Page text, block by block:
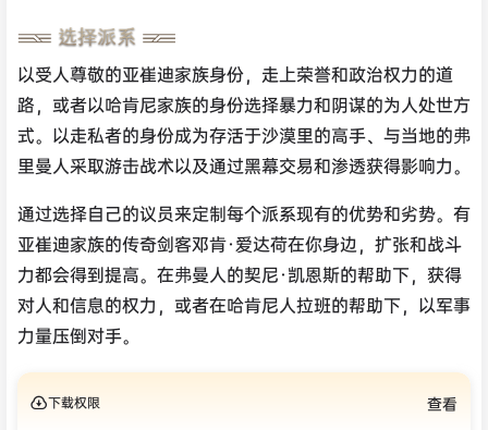
以受人尊敬的亚崔迪家族身份，走上荣誉和政治权力的道
路，或者以哈肯尼家族的身份选择暴力和阴谋的为人处世方
式。以走私者的身份成为存活于沙漠里的高手、与当地的弗
里曼人采取游击战术以及通过黑幕交易和渗透获得影响力。
通过选择自己的议员来定制每个派系现有的优势和劣势。有
亚崔迪家族的传奇剑客邓肯·爱达荷在你身边，扩张和战斗
力都会得到提高。在弗曼人的契尼·凯恩斯的帮助下，获得
对人和信息的权力，或者在哈肯尼人拉班的帮助下，以军事
力量压倒对手。
下载权限 查看